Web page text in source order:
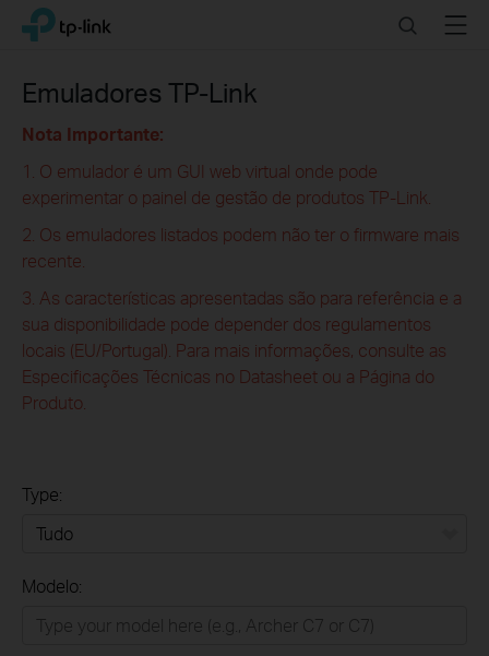
Click
navigation
TP-Link, Reliably Smart SearchMenu
Emuladores TP-Link
Nota Importante:
1. O emulador é um GUI web virtual onde pode
experimentar o painel de gestão de produtos TP-Link.
2. Os emuladores listados podem não ter o firmware mais
recente.
3. As características apresentadas são para referência e a
sua disponibilidade pode depender dos regulamentos
locais (EU/Portugal). Para mais informações, consulte as
Especificações Técnicas no Datasheet ou a Página do
Produto.
Type:
Modelo: